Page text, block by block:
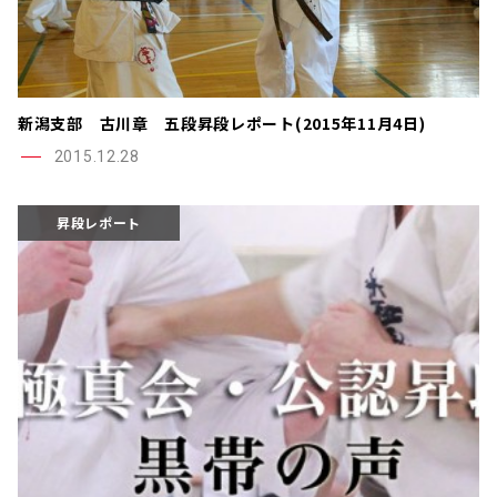
新潟支部 古川章 五段昇段レポート(2015年11月4日)
2015.12.28
昇段レポート